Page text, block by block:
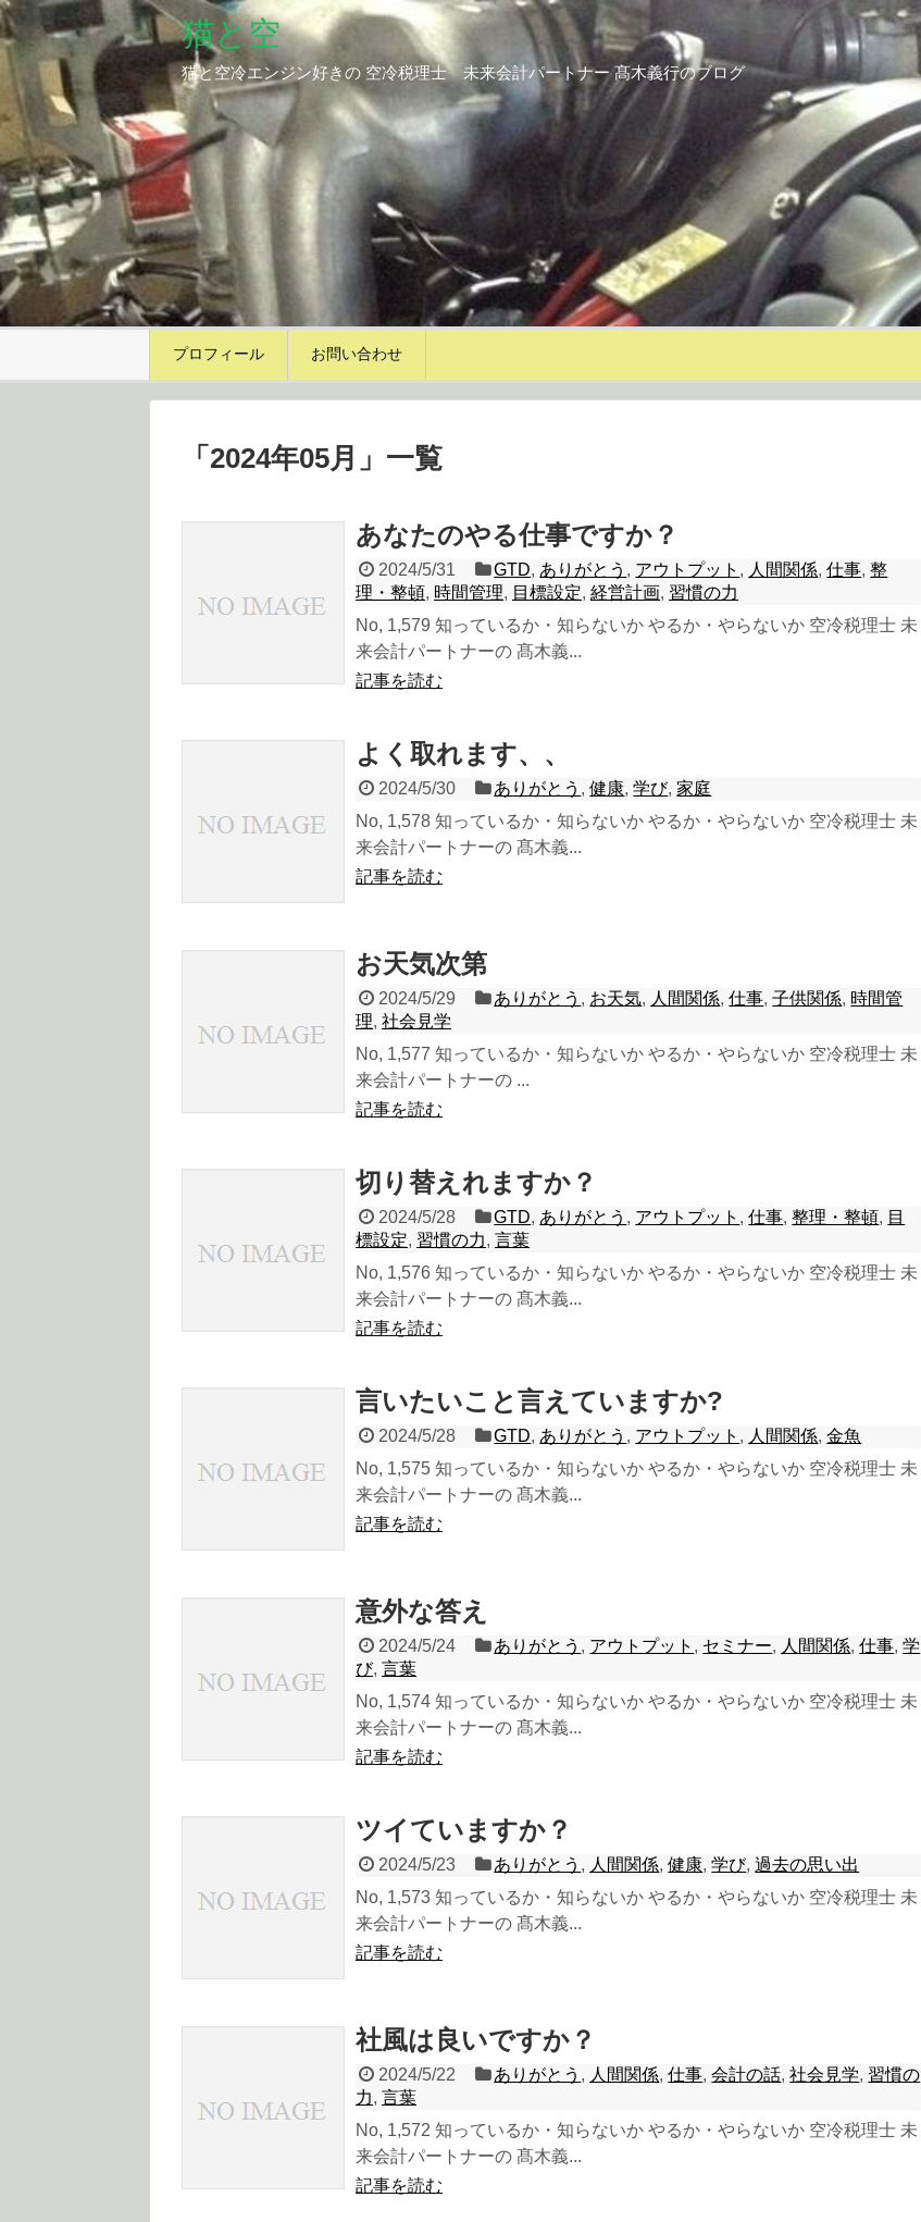
猫と空
猫と空冷エンジン好きの 空冷税理士 未来会計パートナー 髙木義行のブログ
プロフィール お問い合わせ
「 2024年05月 」 一覧
あなたのやる仕事ですか？
2024/5/31 GTD, ありがとう , アウトプット , 人間関係,仕事,整
理・整頓, 時間管理, 目標設定, 経営計画, 習慣の力
No, 1,579 知っているか・知らないか やるか・やらないか 空冷税理士 未
来会計パートナーの 髙木義...
記事を読む
よく取れます、、
2024/5/30 ありがとう ,健康,学び,家庭
No, 1,578 知っているか・知らないか やるか・やらないか 空冷税理士 未
来会計パートナーの 髙木義...
記事を読む
お天気次第
2024/5/29 ありがとう , お天気, 人間関係,仕事,子供関係, 時間管
理, 社会見学
No, 1,577 知っているか・知らないか やるか・やらないか 空冷税理士 未
来会計パートナーの ...
記事を読む
切り替えれますか？
2024/5/28 GTD, ありがとう , アウトプット ,仕事,整理・整頓, 目
標設定, 習慣の力, 言葉
No, 1,576 知っているか・知らないか やるか・やらないか 空冷税理士 未
来会計パートナーの 髙木義...
記事を読む
言いたいこと言えていますか?
2024/5/28 GTD, ありがとう , アウトプット , 人間関係,金魚
No, 1,575 知っているか・知らないか やるか・やらないか 空冷税理士 未
来会計パートナーの 髙木義...
記事を読む
意外な答え
2024/5/24 ありがとう , アウトプット , セミナー, 人間関係,仕事,学
び, 言葉
No, 1,574 知っているか・知らないか やるか・やらないか 空冷税理士 未
来会計パートナーの 髙木義...
記事を読む
ツイていますか？
2024/5/23 ありがとう , 人間関係,健康,学び,過去の思い出
No, 1,573 知っているか・知らないか やるか・やらないか 空冷税理士 未
来会計パートナーの 髙木義...
記事を読む
社風は良いですか？
2024/5/22 ありがとう , 人間関係,仕事,会計の話,社会見学, 習慣の
力, 言葉
No, 1,572 知っているか・知らないか やるか・やらないか 空冷税理士 未
来会計パートナーの 髙木義...
記事を読む